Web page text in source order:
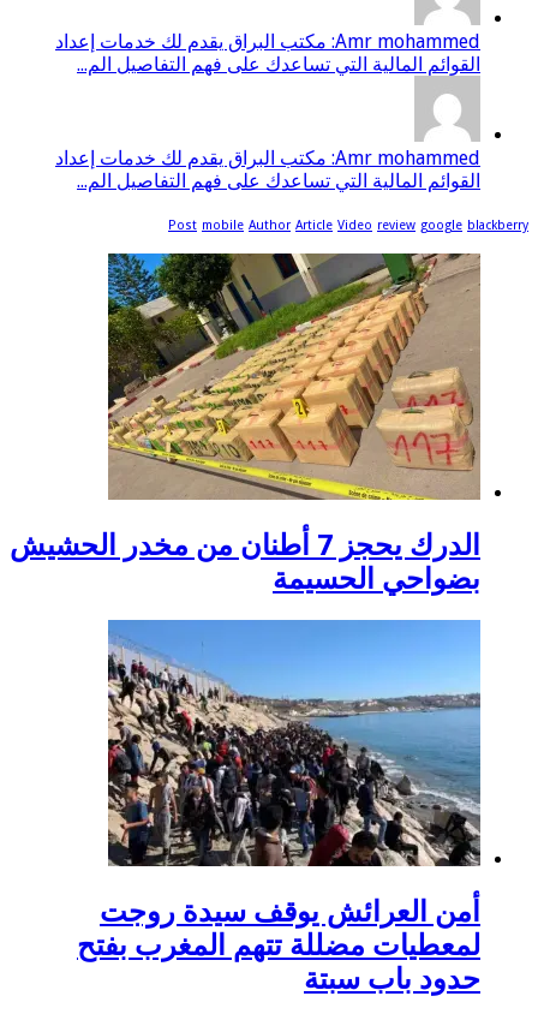
Amr mohammed: مكتب البراق يقدم لك خدمات إعداد
القوائم المالية التي تساعدك على فهم التفاصيل الم...
Amr mohammed: مكتب البراق يقدم لك خدمات إعداد
القوائم المالية التي تساعدك على فهم التفاصيل الم...
Post mobile Author Article Video review google
الدرك يحجز 7 أطنان من مخدر الحشيش
بضواحي الحسيمة
أمن العرائش يوقف سيدة روجت
لمعطيات مضللة تتهم المغرب بفتح
حدود باب سبتة